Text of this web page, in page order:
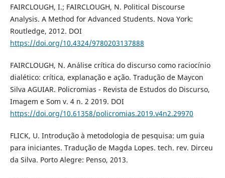
FAIRCLOUGH, I.; FAIRCLOUGH, N. Political Discourse
Analysis. A Method for Advanced Students. Nova York:
Routledge, 2012. DOI
https://doi.org/10.4324/9780203137888
FAIRCLOUGH, N. Análise crítica do discurso como raciocínio
dialético: crítica, explanação e ação. Tradução de Maycon
Silva AGUIAR. Policromias - Revista de Estudos do Discurso,
Imagem e Som v. 4 n. 2 2019. DOI
https://doi.org/10.61358/policromias.2019.v4n2.29970
FLICK, U. Introdução à metodologia de pesquisa: um guia
para iniciantes. Tradução de Magda Lopes. tech. rev. Dirceu
da Silva. Porto Alegre: Penso, 2013.